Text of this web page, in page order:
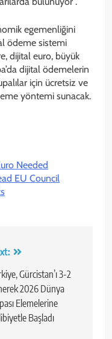
egemenliğini
ödeme sistemi
dijital euro, büyük
dijital ödemelerin
için ücretsiz ve
yöntemi sunacak.
Needed
EU Council
Gürcistan’ı 3-2
2026 Dünya
Elemelerine
Başladı